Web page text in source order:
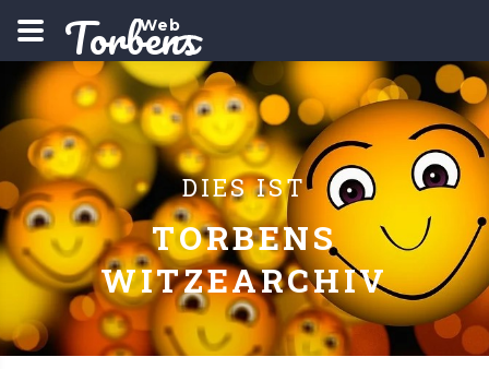
Torbens
Web
DIES IST
TORBENS
WITZEARCHIV